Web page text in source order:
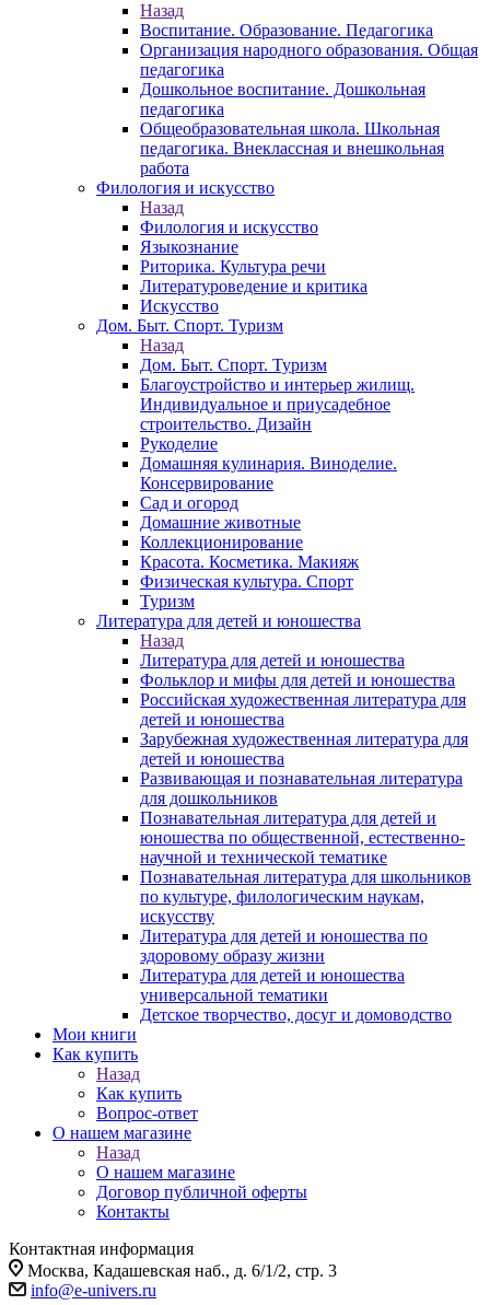
Назад
Воспитание. Образование. Педагогика
Организация народного образования. Общая
педагогика
Дошкольное воспитание. Дошкольная
педагогика
Общеобразовательная школа. Школьная
педагогика. Внеклассная и внешкольная
работа
Филология и искусство
Назад
Филология и искусство
Языкознание
Риторика. Культура речи
Литературоведение и критика
Искусство
Дом. Быт. Спорт. Туризм
Назад
Дом. Быт. Спорт. Туризм
Благоустройство и интерьер жилищ.
Индивидуальное и приусадебное
строительство. Дизайн
Рукоделие
Домашняя кулинария. Виноделие.
Консервирование
Сад и огород
Домашние животные
Коллекционирование
Красота. Косметика. Макияж
Физическая культура. Спорт
Туризм
Литература для детей и юношества
Назад
Литература для детей и юношества
Фольклор и мифы для детей и юношества
Российская художественная литература для
детей и юношества
Зарубежная художественная литература для
детей и юношества
Развивающая и познавательная литература
для дошкольников
Познавательная литература для детей и
юношества по общественной, естественно-
научной и технической тематике
Познавательная литература для школьников
по культуре, филологическим наукам,
искусству
Литература для детей и юношества по
здоровому образу жизни
Литература для детей и юношества
универсальной тематики
Детское творчество, досуг и домоводство
Мои книги
Как купить
Назад
Как купить
Вопрос-ответ
О нашем магазине
Назад
О нашем магазине
Договор публичной оферты
Контакты
Контактная информация
Москва, Кадашевская наб., д. 6/1/2, стр. 3
info@e-univers.ru